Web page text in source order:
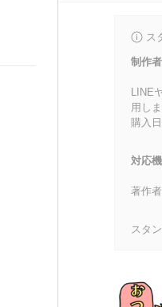
ス
制作
LINE
用しま
購入
対応
著作
スタ